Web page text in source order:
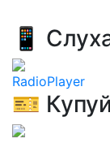
📱
RadioPlayer
🎫